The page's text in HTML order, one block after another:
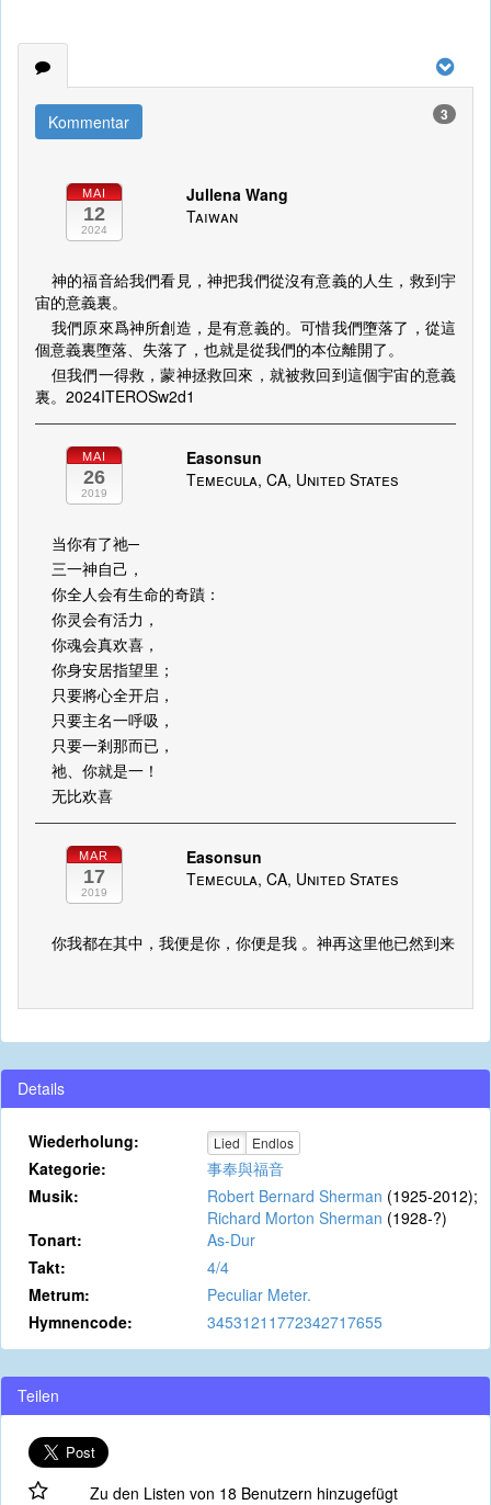
Kommentar 3
MAI
12
2024
Jullena Wang
Taiwan
神的福音給我們看見，神把我們從沒有意義的人生，救到宇
宙的意義裏。
我們原來爲神所創造，是有意義的。可惜我們墮落了，從這
個意義裏墮落、失落了，也就是從我們的本位離開了。
但我們一得救，蒙神拯救回來，就被救回到這個宇宙的意義
裏。2024ITEROSw2d1
MAI
26
2019
Easonsun
Temecula, CA, United States
当你有了祂─
三一神自己，
你全人会有生命的奇蹟：
你灵会有活力，
你魂会真欢喜，
你身安居指望里；
只要將心全开启，
只要主名一呼吸，
只要一剎那而已，
祂、你就是一！
无比欢喜
MAR
17
2019
Easonsun
Temecula, CA, United States
你我都在其中，我便是你，你便是我 。神再这里他已然到来
Details
Wiederholung: Lied Endlos
Kategorie:
事奉與福音
Musik:
Robert Bernard Sherman (1925-2012);
Richard Morton Sherman (1928-?)
Tonart:
As-Dur
Takt:
4/4
Metrum:
Peculiar Meter.
Hymnencode:
34531211772342717655
Teilen
Zu den Listen von 18 Benutzern hinzugefügt